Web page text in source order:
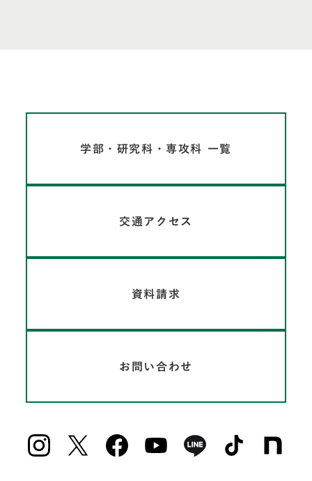
学部・研究科・専攻科 一覧
交通アクセス
資料請求
お問い合わせ